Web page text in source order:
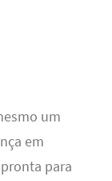
um
em
para